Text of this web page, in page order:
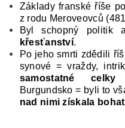
Základy franské říše
z rodu Meroveovců
Byl schopný politik
křesťanství.
Po jeho smrti zdědili
synové = vraždy,
samostatné
Burgundsko = byli to
nad nimi získala